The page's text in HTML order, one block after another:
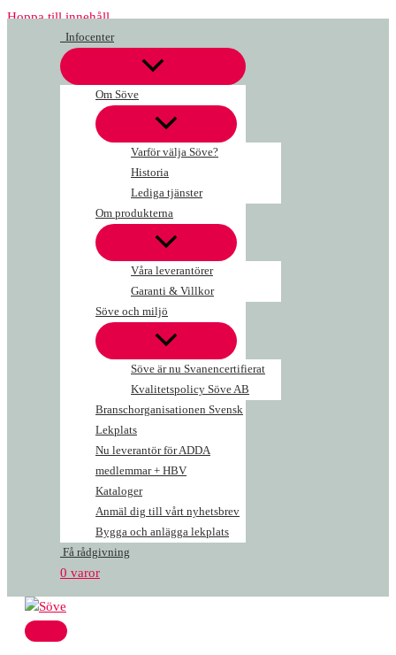
Hoppa till innehåll
Infocenter
Om Söve
Varför välja Söve?
Historia
Lediga tjänster
Om produkterna
Våra leverantörer
Garanti & Villkor
Söve och miljö
Söve är nu Svanencertifierat
Kvalitetspolicy Söve AB
Branschorganisationen Svensk
Lekplats
Nu leverantör för ADDA
medlemmar + HBV
Kataloger
Anmäl dig till vårt nyhetsbrev
Bygga och anlägga lekplats
Få rådgivning
0 varor